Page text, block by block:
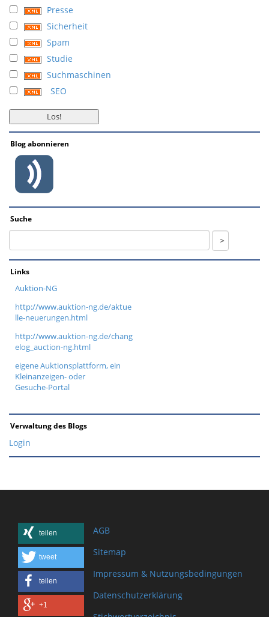
Presse
Sicherheit
Spam
Studie
Suchmaschinen
SEO
Blog abonnieren
Suche
Links
Auktion-NG
http://www.auktion-ng.de/aktue
lle-neuerungen.html
http://www.auktion-ng.de/chang
elog_auction-ng.html
eigene Auktionsplattform, ein
Kleinanzeigen- oder
Gesuche-Portal
Verwaltung des Blogs
Login
teilen
tweet
teilen
+1
AGB
Sitemap
Impressum & Nutzungsbedingungen
Datenschutzerklärung